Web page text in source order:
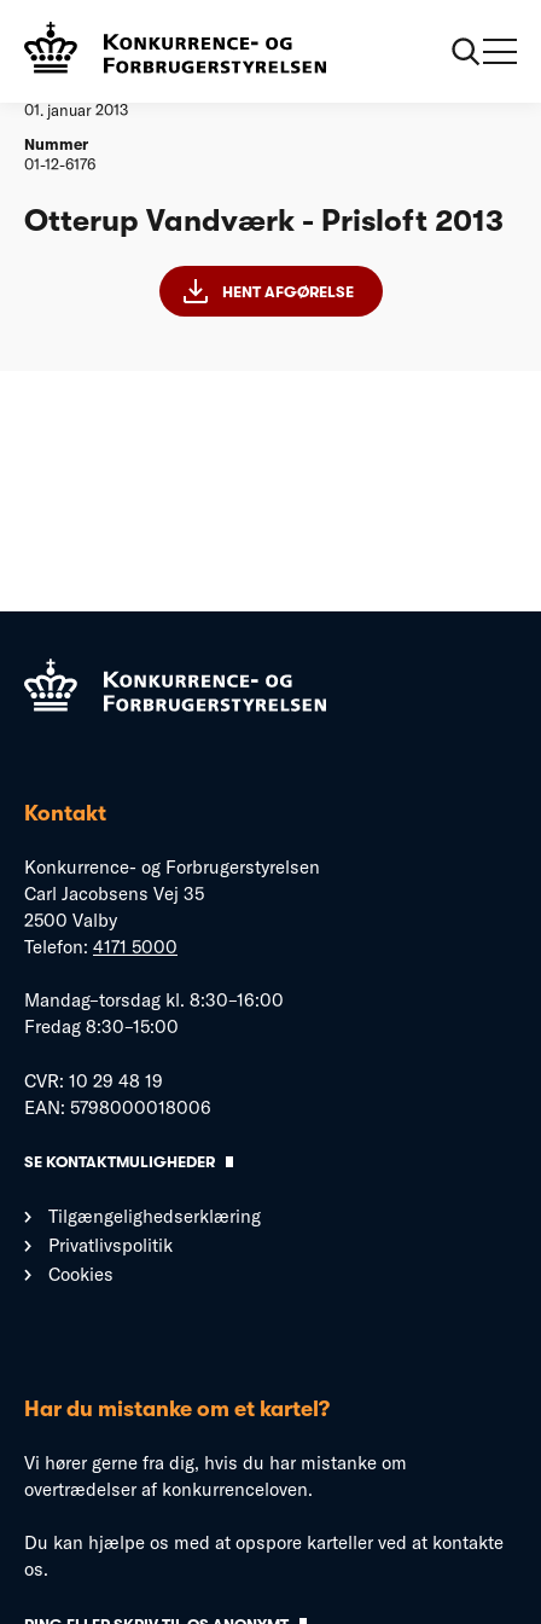
Vandtilsyn
01. januar 2013
Nummer
01-12-6176
Otterup Vandværk - Prisloft 2013
HENT AFGØRELSE
Kontakt
Konkurrence- og Forbrugerstyrelsen
Carl Jacobsens Vej 35
2500 Valby
Telefon: 4171 5000
Mandag–torsdag kl. 8:30–16:00
Fredag 8:30–15:00
CVR: 10 29 48 19
EAN: 5798000018006
SE KONTAKTMULIGHEDER
Tilgængelighedserklæring
Privatlivspolitik
Cookies
Har du mistanke om et kartel?
Vi hører gerne fra dig, hvis du har mistanke om
overtrædelser af konkurrenceloven.
Du kan hjælpe os med at opspore karteller ved at kontakte
os.